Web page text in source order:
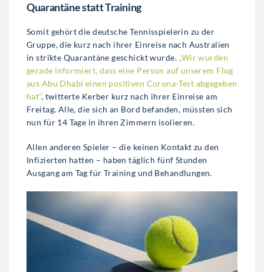
Quarantäne statt Training
Somit gehört die deutsche Tennisspielerin zu der
Gruppe, die kurz nach ihrer Einreise nach Australien
in strikte Quarantäne geschickt wurde. „Wir wurden
gerade informiert, dass eine Person auf unserem Flug
aus Abu Dhabi einen positiven Corona-Test abgegeben
hat“, twitterte Kerber kurz nach ihrer Einreise am
Freitag. Alle, die sich an Bord befanden, müssten sich
nun für 14 Tage in ihren Zimmern isolieren.
Allen anderen Spieler – die keinen Kontakt zu den
Infizierten hatten – haben täglich fünf Stunden
Ausgang am Tag für Training und Behandlungen.